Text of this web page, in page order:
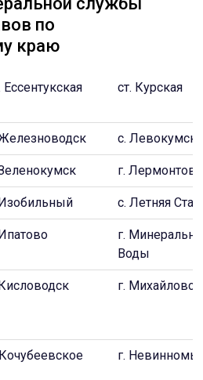
по
краю
Ессентукская ст. Курская
с.
г. Лермонтов
с. Летняя
г.
Воды
г. Михайловск
г.